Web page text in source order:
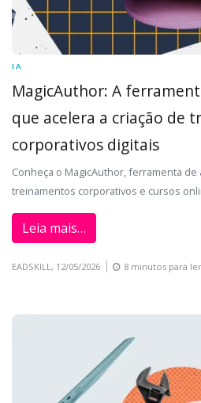
IA
MagicAuthor: A
que acelera a criação de
corporativos digitais
Conheça o MagicAuthor, ferramenta de
treinamentos corporativos e cursos
Leia mais…
EADSKILL, 12/05/2026 8 minutos para ler